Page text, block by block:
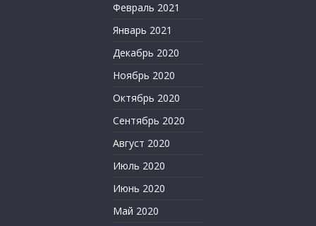
Февраль 2021
Январь 2021
Декабрь 2020
Ноябрь 2020
Октябрь 2020
Сентябрь 2020
Август 2020
Июль 2020
Июнь 2020
Май 2020